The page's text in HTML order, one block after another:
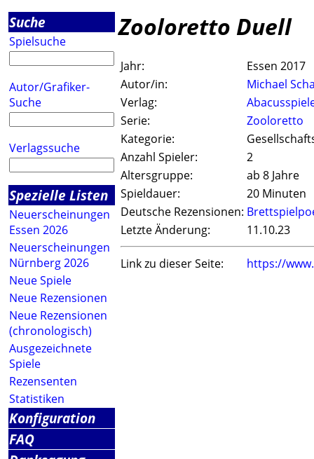
Suche
Spielsuche
Autor/Grafiker-
Suche
Verlagssuche
Spezielle Listen
Neuerscheinungen
Essen 2026
Neuerscheinungen
Nürnberg 2026
Neue Spiele
Neue Rezensionen
Neue Rezensionen
(chronologisch)
Ausgezeichnete
Spiele
Rezensenten
Statistiken
Konfiguration
FAQ
Zooloretto Duell
Jahr:
Essen 2017
Autor/in:
Michael
Verlag:
Serie:
Zooloretto
Kategorie:
Anzahl Spieler:
2
Altersgruppe:
ab 8 Jahre
Spieldauer:
20 Minuten
Deutsche Rezensionen:
Letzte Änderung:
11.10.23
Link zu dieser Seite: https://